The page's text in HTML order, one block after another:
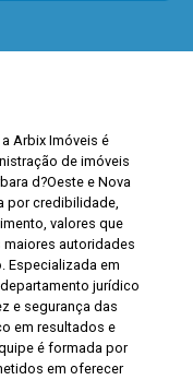
Arbix Imóveis é
de imóveis
d?Oeste e Nova
por credibilidade,
valores que
autoridades
Especializada em
jurídico
e segurança das
em resultados e
é formada por
em oferecer